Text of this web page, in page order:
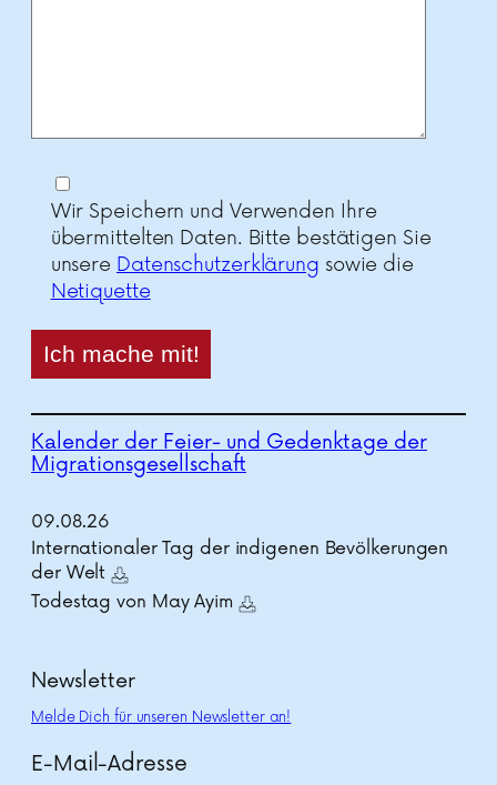
Wir Speichern und Verwenden Ihre
übermittelten Daten. Bitte bestätigen Sie
unsere Datenschutzerklärung sowie die
Netiquette
Kalender der Feier- und Gedenktage der
Migrationsgesellschaft
09.08.26
Internationaler Tag der indigenen Bevölkerungen
der Welt
Todestag von May Ayim
Newsletter
Melde Dich für unseren Newsletter an!
E-Mail-Adresse